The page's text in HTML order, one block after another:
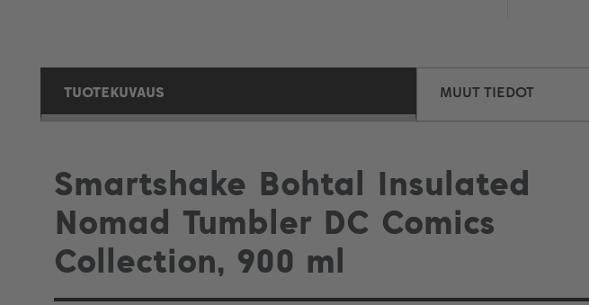
TUOTEKUVAUS MUUT TIEDOT
Smartshake Bohtal Insulated
Nomad Tumbler DC Comics
Collection, 900 ml